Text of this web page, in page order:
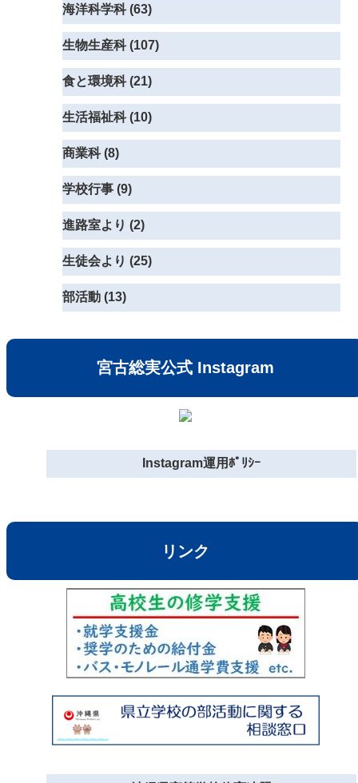
海洋科学科 (63)
生物生産科 (107)
食と環境科 (21)
生活福祉科 (10)
商業科 (8)
学校行事 (9)
進路室より (2)
生徒会より (25)
部活動 (13)
宮古総実公式 Instagram
Instagram運用ﾎﾟﾘｼｰ
リンク